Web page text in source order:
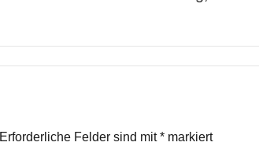
Erforderliche Felder sind mit* markiert